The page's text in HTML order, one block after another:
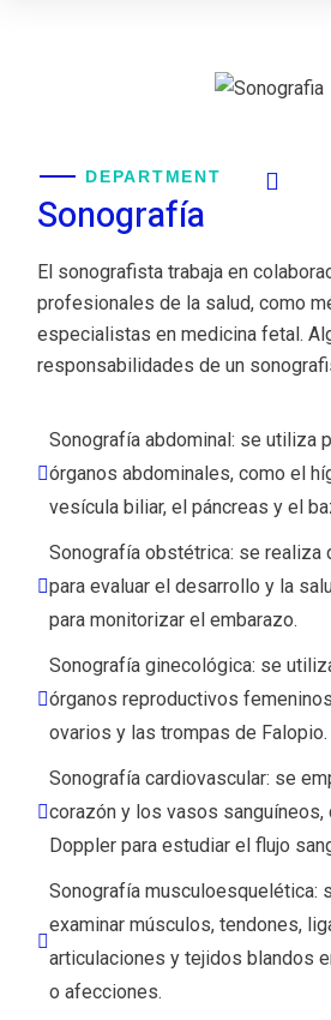
DEPARTMENT
Sonografía
El sonografista trabaja en
profesionales de la salud, como
especialistas en medicina fetal.
responsabilidades de un
Sonografía abdominal: se utiliza
órganos abdominales, como el
vesícula biliar, el páncreas y el
Sonografía obstétrica: se realiza
para evaluar el desarrollo y la
para monitorizar el embarazo.
Sonografía ginecológica: se
órganos reproductivos
ovarios y las trompas de Falopio.
Sonografía cardiovascular: se
corazón y los vasos sanguíneos,
Doppler para estudiar el flujo
Sonografía musculoesquelética:
examinar músculos, tendones,
articulaciones y tejidos blandos
o afecciones.